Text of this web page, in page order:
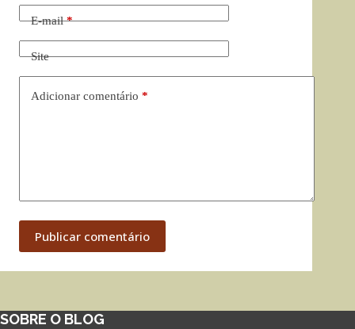
E-mail*
Site
Adicionar comentário *
Publicar comentário
SOBRE O BLOG